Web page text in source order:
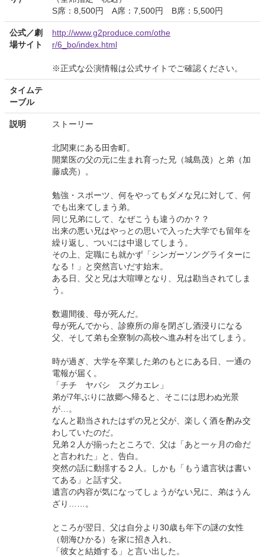
S席：8,500円 A席：7,500円 B席：5,500円
公式／劇
場サイト
http://www.g2produce.com/othe
r/6_bo/index.html
※正式な公演情報は公式サイトでご確認ください。
タイムテ
ーブル
説明 ストーリー
北関東にある田舎町。
開業医の父の元に生まれ育った兄（城島茂）と弟（加
藤成亮）。
勉強・スポーツ、何をやってもダメな兄に対して、何
でも出来てしまう弟。
同じ兄弟にして、なぜこうも違うのか？？
出来の悪い兄はやっとの思いで入った大学でも留年を
繰り返し、ついには中退してしまう。
その上、定職にも就かず「シンガーソングライターに
なる！」と突然言いだす始末。
ある日、父と兄は大喧嘩となり、兄は勘当されてしま
う。
数週間後、母が死んだ。
母が死んでから、診療所の扉を閉ざし酒浸りになる
父、そして弟も全寮制の高校へ進み村を出てしまう。
時が過ぎ、大学を卒業した弟のもとにある日、一通の
電報が届く。
「チチ ヤバシ スグカエレ」
弟が7年ぶりに故郷へ帰ると、そこには思わぬ光景
が…。
なんと勘当されたはずの兄と父が、楽しく酒を酌み交
わしていたのだ。
兄弟２人が揃ったところで、父は「あと一ヶ月の命だ
と言われた」と、告白。
突然の話に動揺する２人。しかも「もう遺言状は書い
てある」と話す父。
遺言の内容が気になってしょうがない兄に、弟はうん
ざり……。
ところが翌日、父は自分より30歳も年下の謎の女性
（朝海ひかる）を家に招き入れ、
「彼女と結婚する」と言い出した。